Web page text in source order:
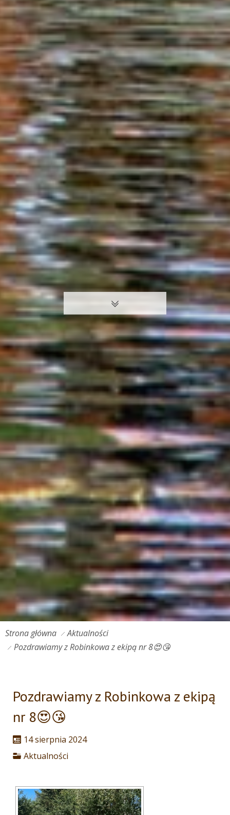
Strona główna
Aktualności
Pozdrawiamy z Robinkowa z ekipą nr 8😍😘
Pozdrawiamy z Robinkowa z ekipą
nr 8😍😘
14 sierpnia 2024
Aktualności